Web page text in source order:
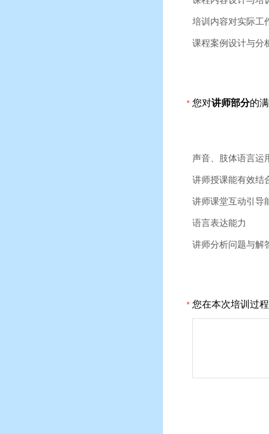
培训内容对实际工
课程案例设计与分
*您对讲师部分的
声音、肢体语言运
讲师授课能有效结
讲师课堂互动引导
语言表达能力
讲师分析问题与解
*您在本次培训过